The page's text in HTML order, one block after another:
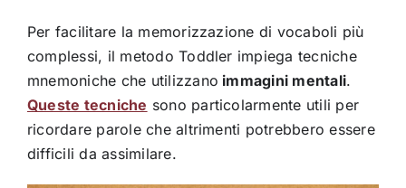
Per facilitare la memorizzazione di vocaboli più
complessi, il metodo Toddler impiega tecniche
mnemoniche che utilizzano immagini mentali.
Queste tecniche sono particolarmente utili per
ricordare parole che altrimenti potrebbero essere
difficili da assimilare.